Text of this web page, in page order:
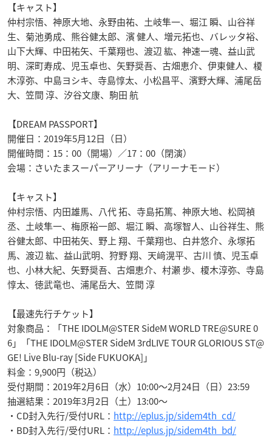
【キャスト】
仲村宗悟、神原大地、永野由祐、土岐隼一、堀江 瞬、山谷祥
生、菊池勇成、熊谷健太郎、濱 健人、増元拓也、バレッタ裕、
山下大輝、中田祐矢、千葉翔也、渡辺 紘、神速一魂、益山武
明、深町寿成、児玉卓也、矢野奨吾、古畑恵介、伊東健人、榎
木淳弥、中島ヨシキ、寺島惇太、小松昌平、濱野大輝、浦尾岳
大、笠間 淳、汐谷文康、駒田 航
【DREAM PASSPORT】
開催日：2019年5月12日（日）
開催時間：15：00（開場）／17：00（閉演）
会場：さいたまスーパーアリーナ（アリーナモード）
【キャスト】
仲村宗悟、内田雄馬、八代 拓、寺島拓篤、神原大地、松岡禎
丞、土岐隼一、梅原裕一郎、堀江 瞬、高塚智人、山谷祥生、熊
谷健太郎、中田祐矢、野上 翔、千葉翔也、白井悠介、永塚拓
馬、渡辺 紘、益山武明、狩野 翔、天﨑滉平、古川 慎、児玉卓
也、小林大紀、矢野奨吾、古畑恵介、村瀬 歩、榎木淳弥、寺島
惇太、徳武竜也、浦尾岳大、笠間 淳
【最速先行チケット】
対象商品：「THE IDOLM@STER SideM WORLD TRE@SURE 0
6」「THE IDOLM@STER SideM 3rdLIVE TOUR GLORIOUS ST@
GE! Live Blu-ray [Side FUKUOKA]」
料金：9,900円（税込）
受付期間 ：2019年2月6日（水）10:00〜2月24日（日）23:59
抽選結果：2019年3月2日（土）13:00〜
・CD封入先行/受付URL： http://eplus.jp/sidem4th_cd/
・BD封入先行/受付URL： http://eplus.jp/sidem4th_bd/